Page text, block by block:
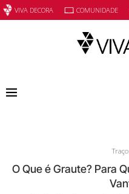
VIVA DECORA COMUNIDADE
O Que é Graute? Para